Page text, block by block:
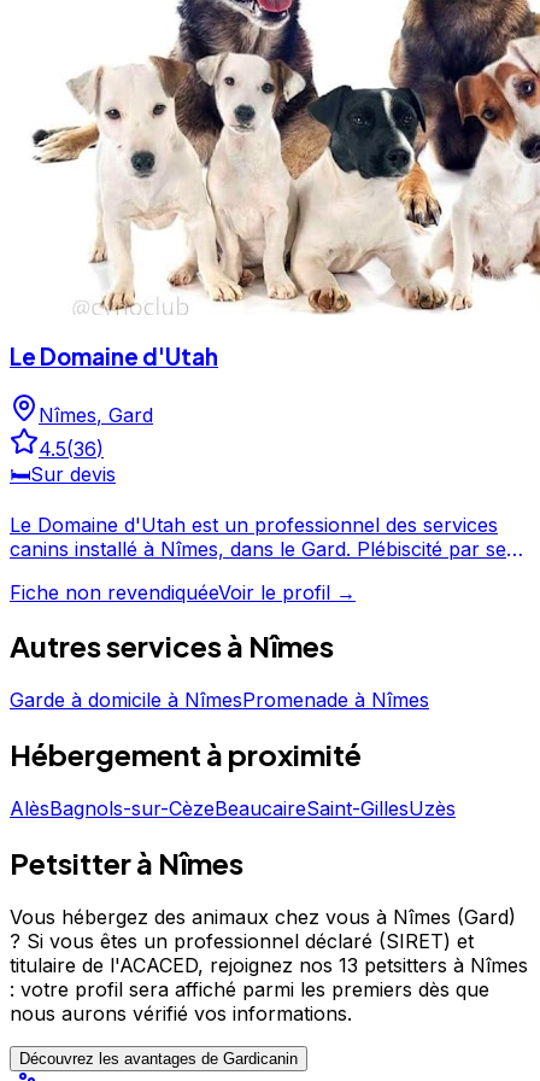
Le Domaine d'Utah
Nîmes, Gard
4.5(36)
🛏️Sur devis
Le Domaine d'Utah est un professionnel des services
canins installé à Nîmes, dans le Gard. Plébiscité par ses
d'Utah fait partie des professionnels canins les mieux
contactez-le directement depuis sa fiche. Le Domaine
Nîmes. Noté 4.5/5 ⭐⭐⭐⭐⭐ sur Google Maps avec 36
Fiche non revendiquéeVoir le profil →
Autres services à Nîmes
Garde à domicile à NîmesPromenade à Nîmes
Hébergement à proximité
AlèsBagnols-sur-CèzeBeaucaireSaint-GillesUzès
Petsitter à Nîmes
Vous hébergez des animaux chez vous à Nîmes (Gard)
? Si vous êtes un professionnel déclaré (SIRET) et
titulaire de l'ACACED, rejoignez nos 13 petsitters à Nîmes
: votre profil sera affiché parmi les premiers dès que
nous aurons vérifié vos informations.
Découvrez les avantages de Gardicanin